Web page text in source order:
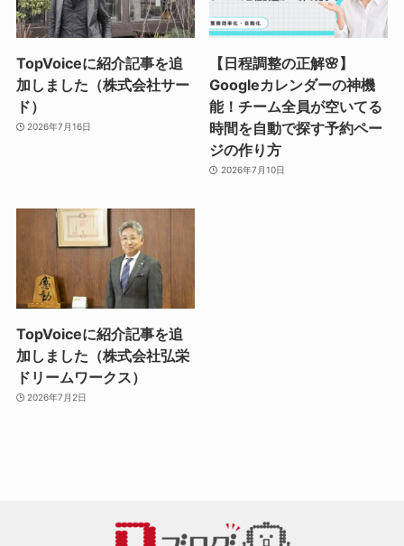
TopVoiceに紹介記事を追
加しました（株式会社サー
ド）
2026年7月16日
【日程調整の正解🌸】
Googleカレンダーの神機
能！チーム全員が空いてる
時間を自動で探す予約ペー
ジの作り方
2026年7月10日
TopVoiceに紹介記事を追
加しました（株式会社弘栄
ドリームワークス）
2026年7月2日